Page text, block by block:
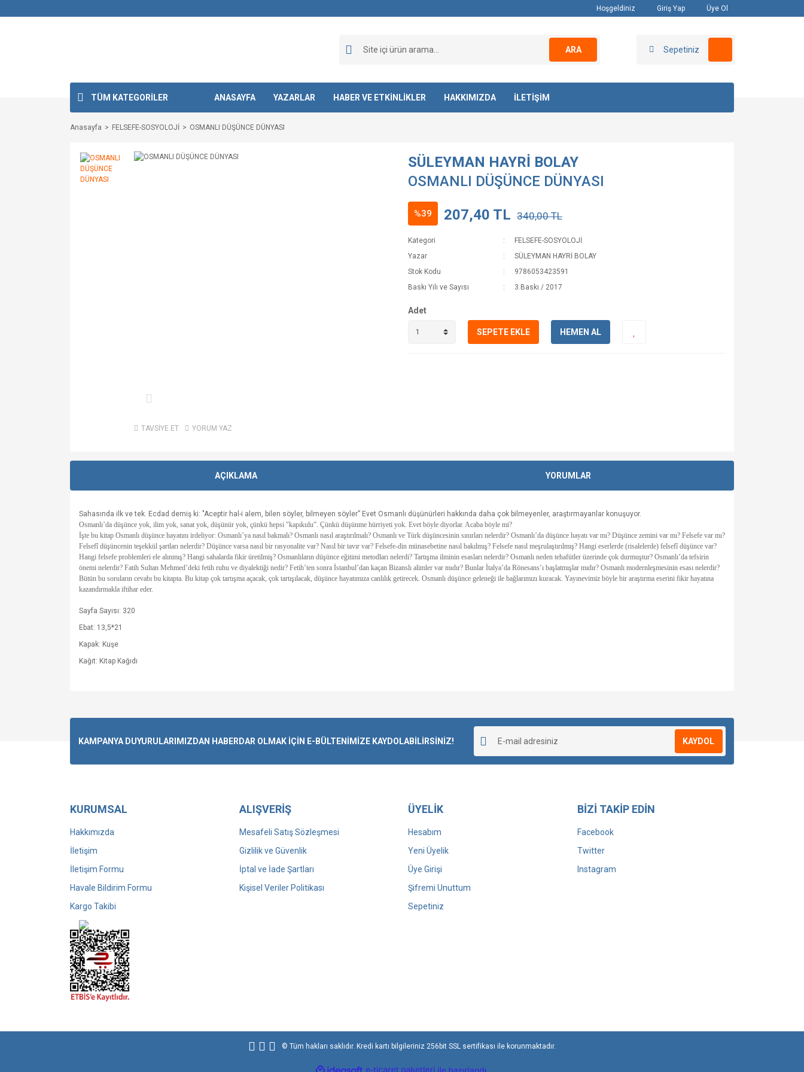
Hoşgeldiniz Giriş Yap Üye Ol
ARA Sepetiniz
TÜM KATEGORİLER ANASAYFA YAZARLAR HABER VE ETKİNLİKLER HAKKIMIZDA İLETİŞİM
Anasayfa FELSEFE-SOSYOLOJİ OSMANLI DÜŞÜNCE DÜNYASI
TAVSİYE ET YORUM YAZ
SÜLEYMAN HAYRİ BOLAY
OSMANLI DÜŞÜNCE DÜNYASI
%39 207,40 TL 340,00 TL
Kategori
FELSEFE-SOSYOLOJİ
Yazar
SÜLEYMAN HAYRİ BOLAY
Stok Kodu
9786053423591
Baskı Yılı ve Sayısı
3.Baskı / 2017
Adet
SEPETE EKLE HEMEN AL
AÇIKLAMA YORUMLAR
Sahasında ilk ve tek. Ecdad demiş ki: "Aceptir hal-i alem, bilen söyler, bilmeyen söyler” Evet Osmanlı düşünürleri hakkında daha çok bilmeyenler, araştırmayanlar konuşuyor.
Osmanlı’da düşünce yok, ilim yok, sanat yok, düşünür yok, çünkü hepsi "kapıkulu”. Çünkü düşünme hürriyeti yok. Evet böyle diyorlar. Acaba böyle mi?
İşte bu kitap Osmanlı düşünce hayatını irdeliyor: Osmanlı’ya nasıl bakmalı? Osmanlı nasıl araştırılmalı? Osmanlı ve Türk düşüncesinin sınırları nelerdir? Osmanlı’da düşünce hayatı var mı? Düşünce zemini var mı? Felsefe var mı?
Felsefî düşüncenin teşekkül şartları nelerdir? Düşünce varsa nasıl bir rasyonalite var? Nasıl bir tavır var? Felsefe-din münasebetine nasıl bakılmış? Felsefe nasıl meşrulaştırılmış? Hangi eserlerde (risalelerde) felsefî düşünce var?
Hangi felsefe problemleri ele alınmış? Hangi sahalarda fikir üretilmiş? Osmanlıların düşünce eğitimi metodları nelerdi? Tartışma ilminin esasları nelerdir? Osmanlı neden tehafütler üzerinde çok durmuştur? Osmanlı’da tefsirin
önemi nelerdir? Fatih Sultan Mehmed’deki fetih ruhu ve diyalektiği nedir? Fetih’ten sonra İstanbul’dan kaçan Bizanslı alimler var mıdır? Bunlar İtalya’da Rönesans’ı başlatmışlar mıdır? Osmanlı modernleşmesinin esası nelerdir?
Bütün bu soruların cevabı bu kitapta. Bu kitap çok tartışma açacak, çok tartışılacak, düşünce hayatımıza canlılık getirecek. Osmanlı düşünce geleneği ile bağlarımızı kuracak. Yayınevimiz böyle bir araştırma eserini fikir hayatına
kazandırmakla iftihar eder.
Sayfa Sayısı: 320
Ebat: 13,5*21
Kapak: Kuşe
Kağıt: Kitap Kağıdı
KAMPANYA DUYURULARIMIZDAN HABERDAR OLMAK İÇİN E-BÜLTENİMİZE KAYDOLABİLİRSİNİZ! KAYDOL
KURUMSAL
Hakkımızda
İletişim
İletişim Formu
Havale Bildirim Formu
Kargo Takibi
ALIŞVERİŞ
Mesafeli Satış Sözleşmesi
Gizlilik ve Güvenlik
İptal ve İade Şartları
Kişisel Veriler Politikası
ÜYELİK
Hesabım
Yeni Üyelik
Üye Girişi
Şifremi Unuttum
Sepetiniz
BİZİ TAKİP EDİN
Facebook
Twitter
Instagram
© Tüm hakları saklıdır. Kredi kartı bilgileriniz 256bit SSL sertifikası ile korunmaktadır.
ideasoft e-